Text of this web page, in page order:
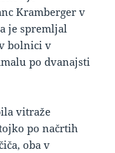
Kramberger v
je spremljal
bolnici v
po dvanajsti
vitraže
po načrtih
oba v